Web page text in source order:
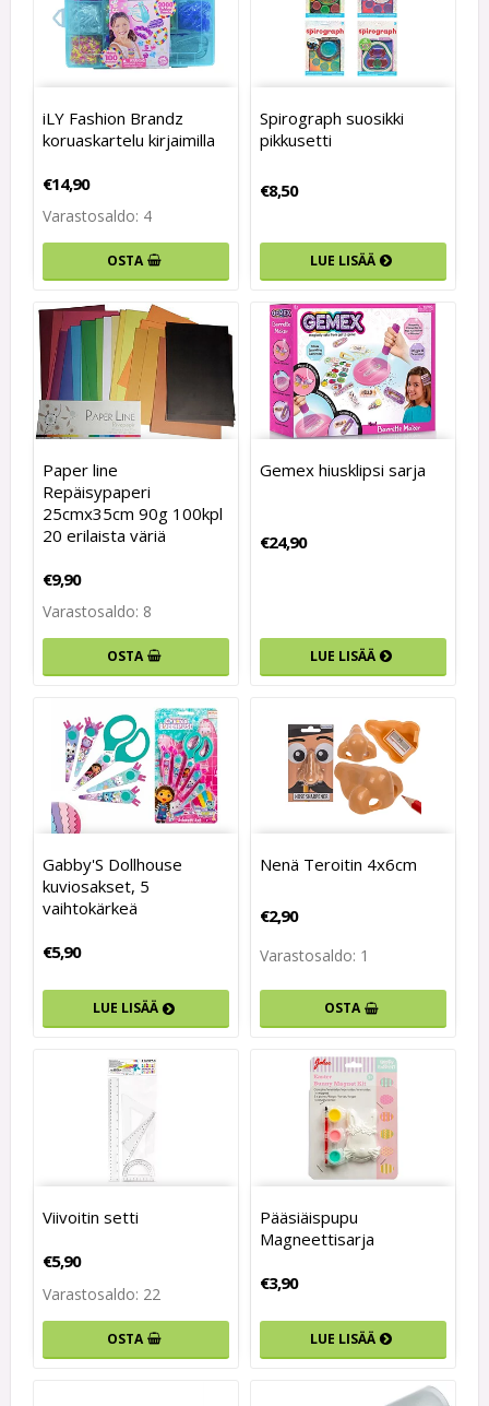
iLY Fashion Brandz
koruaskartelu kirjaimilla
€14,90
Varastosaldo: 4
OSTA
Spirograph suosikki
pikkusetti
€8,50
LUE LISÄÄ
Paper line
Repäisypaperi
25cmx35cm 90g 100kpl
20 erilaista väriä
€9,90
Varastosaldo: 8
OSTA
Gemex hiusklipsi sarja
€24,90
LUE LISÄÄ
Gabby'S Dollhouse
kuviosakset, 5
vaihtokärkeä
€5,90
LUE LISÄÄ
Nenä Teroitin 4x6cm
€2,90
Varastosaldo: 1
OSTA
Viivoitin setti
€5,90
Varastosaldo: 22
OSTA
Pääsiäispupu
Magneettisarja
€3,90
LUE LISÄÄ